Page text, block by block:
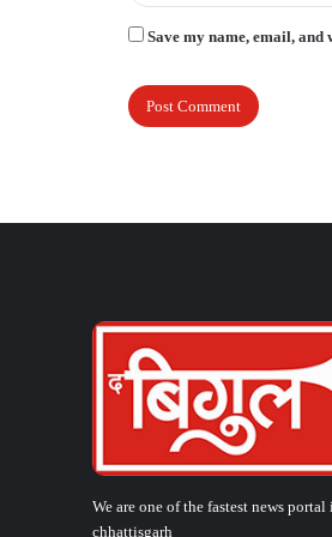
Save my name, email,
We are one of the fastest news portal
chhattisgarh